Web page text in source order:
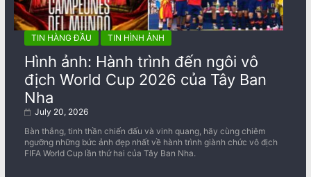
TIN HÀNG ĐẦU TIN HÌNH ẢNH
Hình ảnh: Hành trình đến ngôi vô
địch World Cup 2026 của Tây Ban
Nha
July 20, 2026
Bàn thắng, tinh thần chiến đấu và vinh quang, hãy cùng chiêm
ngưỡng những bức ảnh đẹp nhất về ​​hành trình giành chức vô địch
FIFA World Cup lần thứ hai của Tây Ban Nha.